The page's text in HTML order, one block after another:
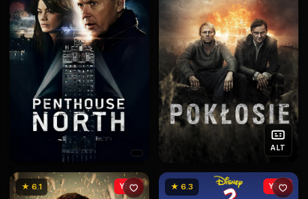
ALT
★ 6.1 YENİ ★ 6.3 YENİ